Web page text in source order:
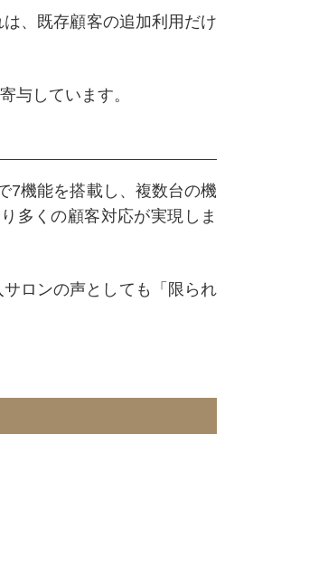
、既存顧客の追加利用だけ
与しています。
7機能を搭載し、複数台の機
多くの顧客対応が実現しま
ロンの声としても「限られ